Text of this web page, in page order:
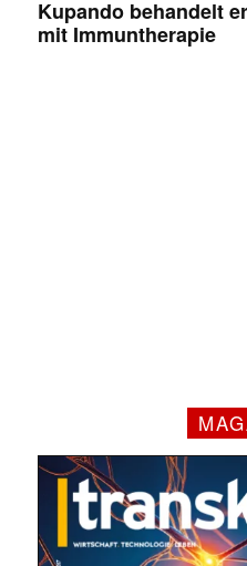
Kupando behandelt
mit Immuntherapie